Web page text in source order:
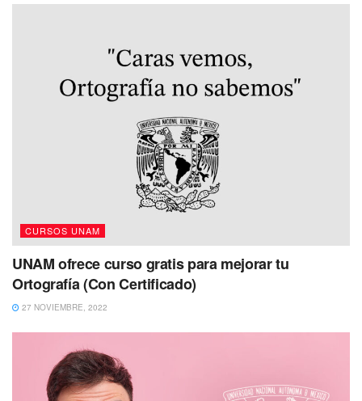
CURSOS UNAM
UNAM ofrece curso gratis para mejorar tu
Ortografía (Con Certificado)
27 NOVIEMBRE, 2022